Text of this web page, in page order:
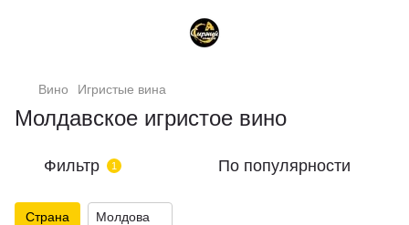
Вино Игристые вина
Молдавское игристое вино
Фильтр 1 По популярности
Страна Молдова